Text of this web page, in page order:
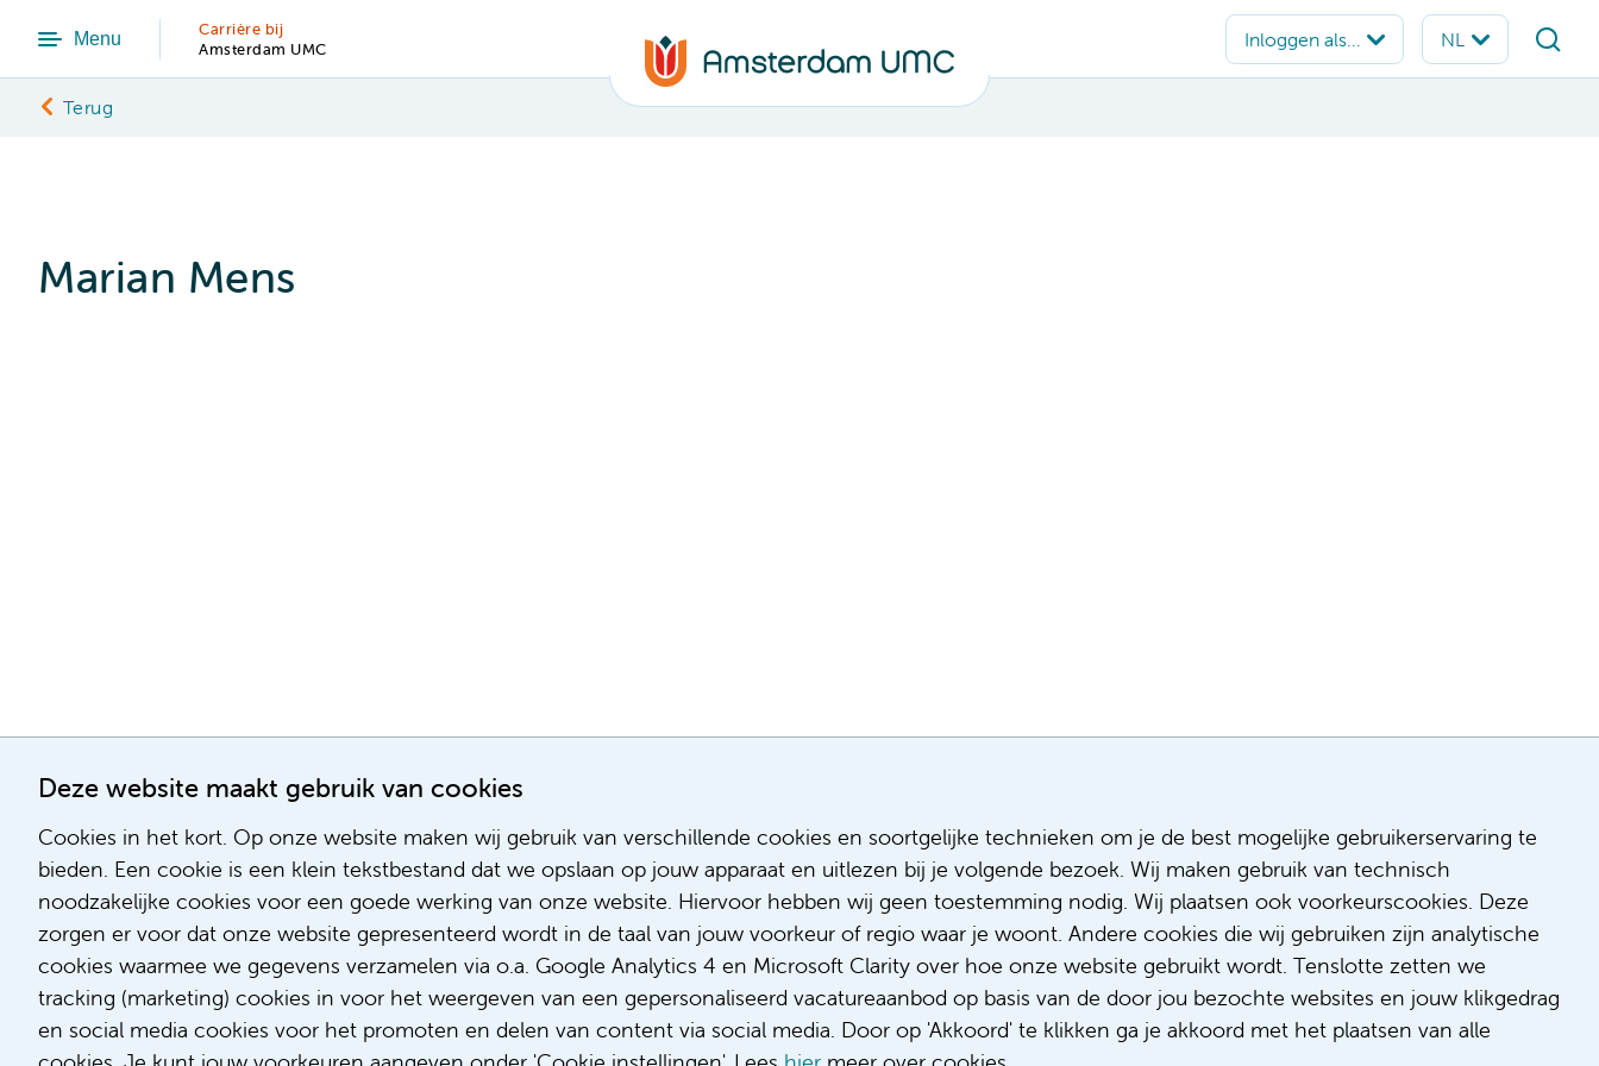
Deze website maakt gebruik van cookies
Cookies in het kort. Op onze website maken wij gebruik van verschillende cookies en soortgelijke technieken om je de best mogelijke gebruikerservaring te
bieden. Een cookie is een klein tekstbestand dat we opslaan op jouw apparaat en uitlezen bij je volgende bezoek. Wij maken gebruik van technisch
noodzakelijke cookies voor een goede werking van onze website. Hiervoor hebben wij geen toestemming nodig. Wij plaatsen ook voorkeurscookies. Deze
zorgen er voor dat onze website gepresenteerd wordt in de taal van jouw voorkeur of regio waar je woont. Andere cookies die wij gebruiken zijn analytische
cookies waarmee we gegevens verzamelen via o.a. Google Analytics 4 en Microsoft Clarity over hoe onze website gebruikt wordt. Tenslotte zetten we
tracking (marketing) cookies in voor het weergeven van een gepersonaliseerd vacatureaanbod op basis van de door jou bezochte websites en jouw klikgedrag
en social media cookies voor het promoten en delen van content via social media. Door op 'Akkoord' te klikken ga je akkoord met het plaatsen van alle
Menu
Carrière bij
Amsterdam UMC
Terug
Marian Mens
Meest recente vacatures
Facilitair Coördinator
Adviseur (patiënten)voeding met een
focus op duurzame voeding
Fellow abdominale radiologie
Medisch student polikliniek Urologie
Meer
Solliciteren
Over ons
Diversiteit & inclusie
Gedragscode
Klacht/feedback
Compliment/suggestie